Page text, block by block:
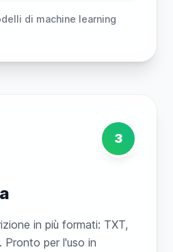
di machine learning
3
in più formati: TXT,
Pronto per l'uso in